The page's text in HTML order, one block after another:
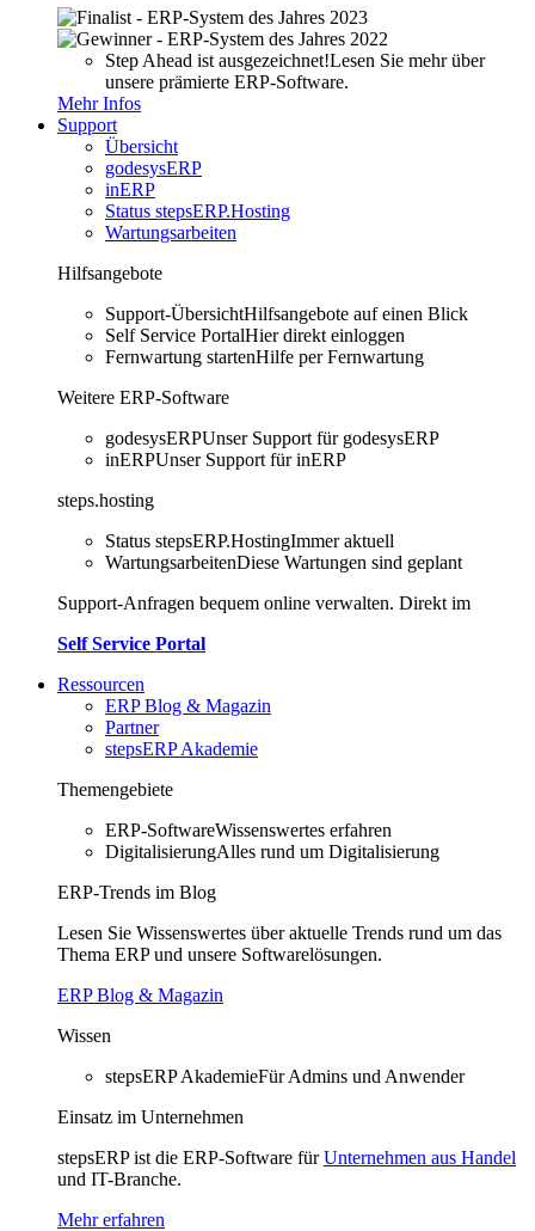
Step Ahead ist ausgezeichnet!Lesen Sie mehr über
unsere prämierte ERP-Software.
Mehr Infos
Support
Übersicht
godesysERP
inERP
Status stepsERP.Hosting
Wartungsarbeiten
Hilfsangebote
Support-ÜbersichtHilfsangebote auf einen Blick
Self Service PortalHier direkt einloggen
Fernwartung startenHilfe per Fernwartung
Weitere ERP-Software
godesysERPUnser Support für godesysERP
inERPUnser Support für inERP
steps.hosting
Status stepsERP.HostingImmer aktuell
WartungsarbeitenDiese Wartungen sind geplant
Support-Anfragen bequem online verwalten. Direkt im
Self Service Portal
Ressourcen
ERP Blog & Magazin
Partner
stepsERP Akademie
Themengebiete
ERP-SoftwareWissenswertes erfahren
DigitalisierungAlles rund um Digitalisierung
ERP-Trends im Blog
Lesen Sie Wissenswertes über aktuelle Trends rund um das
Thema ERP und unsere Softwarelösungen.
ERP Blog & Magazin
Wissen
stepsERP AkademieFür Admins und Anwender
Einsatz im Unternehmen
stepsERP ist die ERP-Software fürUnternehmen aus Handel
und IT-Branche.
Mehr erfahren